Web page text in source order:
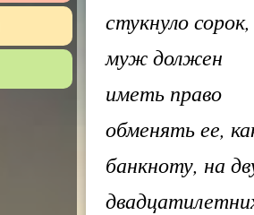
стукнуло сорок,
муж должен
иметь право
обменять ее,
банкноту, на